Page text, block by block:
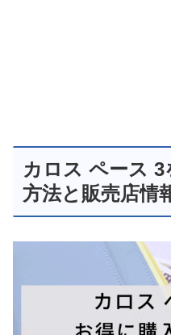
カロス ペース
方法と販売店情